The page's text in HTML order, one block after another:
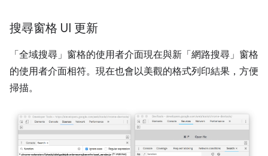
搜尋窗格 UI 更新
「全域搜尋」 窗格的使用者介面現在與新「網路搜尋」 窗格
的使用者介面相符。現在也會以美觀的格式列印結果，方便
掃描。